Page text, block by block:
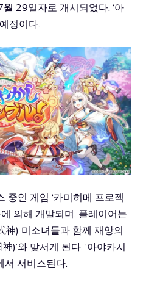
29일자로 개시되었다. ‘아
정이다.
중인 게임 ‘카미히메 프로젝
의해 개발되며, 플레이어는
神) 미소녀들과 함께 재앙의
)’와 맞서게 된다. ‘아야카시
서 서비스된다.